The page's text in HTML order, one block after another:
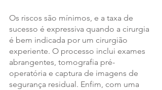
Os riscos são mínimos, e a taxa de
sucesso é expressiva quando a cirurgia
é bem indicada por um cirurgião
experiente. O processo inclui exames
abrangentes, tomografia pré-
operatória e captura de imagens de
segurança residual. Enfim, com uma